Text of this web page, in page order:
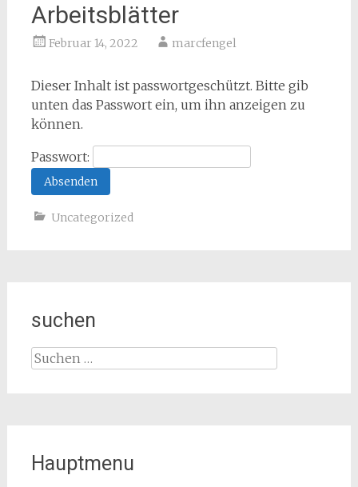
Arbeitsblätter
Februar 14, 2022 marcfengel
Dieser Inhalt ist passwortgeschützt. Bitte gib
unten das Passwort ein, um ihn anzeigen zu
können.
Passwort:
Uncategorized
suchen
Suchen
Hauptmenu